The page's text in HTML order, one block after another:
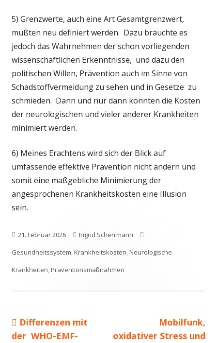
5) Grenzwerte, auch eine Art Gesamtgrenzwert,
müßten neu definiert werden. Dazu bräuchte es
jedoch das Wahrnehmen der schon vorliegenden
wissenschaftlichen Erkenntnisse, und dazu den
politischen Willen, Prävention auch im Sinne von
Schadstoffvermeidung zu sehen und in Gesetze zu
schmieden. Dann und nur dann könnten die Kosten
der neurologischen und vieler anderer Krankheiten
minimiert werden.
6) Meines Erachtens wird sich der Blick auf
umfassende effektive Prävention nicht ändern und
somit eine maßgebliche Minimierung der
angesprochenen Krankheitskosten eine Illusion
sein.
Veröffentlicht
am
21. Februar 2026 Autor
Ingrid Scherrmann
Gesundheitssystem,Krankheitskosten,Neurologische
Krankheiten,Präventionsmaßnahmen
Beitragsnavigation
Vorheriger
Beitrag:
Differenzen mit
der WHO-EMF-
Nächster
Beitrag
Mobilfunk,
oxidativer Stress und